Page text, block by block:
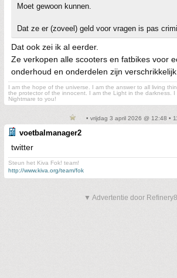
Moet gewoon kunnen.
Dat ze er (zoveel) geld voor vragen is pas
Dat ook zei ik al eerder.
Ze verkopen alle scooters en fatbikes voor
onderhoud en onderdelen zijn
I am the hope of the universe. I am the answer to all living
the protector of the innocent. I am the Light in the darkness. I
Nightmare to you!
• vrijdag 3 april 2026 @ 12:48 •
voetbalmanager2
twitter
Steun het Kiva Fok! team!
http://www.kiva.org/team/fok
▼ Advertentie door